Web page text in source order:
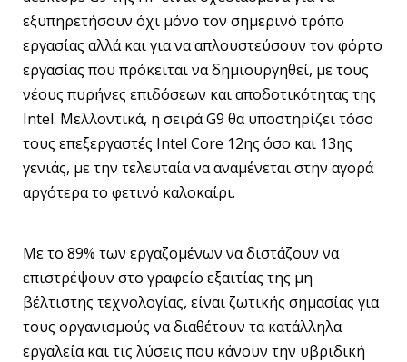
εξυπηρετήσουν όχι μόνο τον σημερινό τρόπο
εργασίας αλλά και για να απλουστεύσουν τον φόρτο
εργασίας που πρόκειται να δημιουργηθεί, με τους
νέους πυρήνες επιδόσεων και αποδοτικότητας της
Intel. Μελλοντικά, η σειρά G9 θα υποστηρίζει τόσο
τους επεξεργαστές Intel Core 12ης όσο και 13ης
γενιάς, με την τελευταία να αναμένεται στην αγορά
αργότερα το φετινό καλοκαίρι.
Με το 89% των εργαζομένων να διστάζουν να
επιστρέψουν στο γραφείο εξαιτίας της μη
βέλτιστης τεχνολογίας, είναι ζωτικής σημασίας για
τους οργανισμούς να διαθέτουν τα κατάλληλα
εργαλεία και τις λύσεις που κάνουν την υβριδική